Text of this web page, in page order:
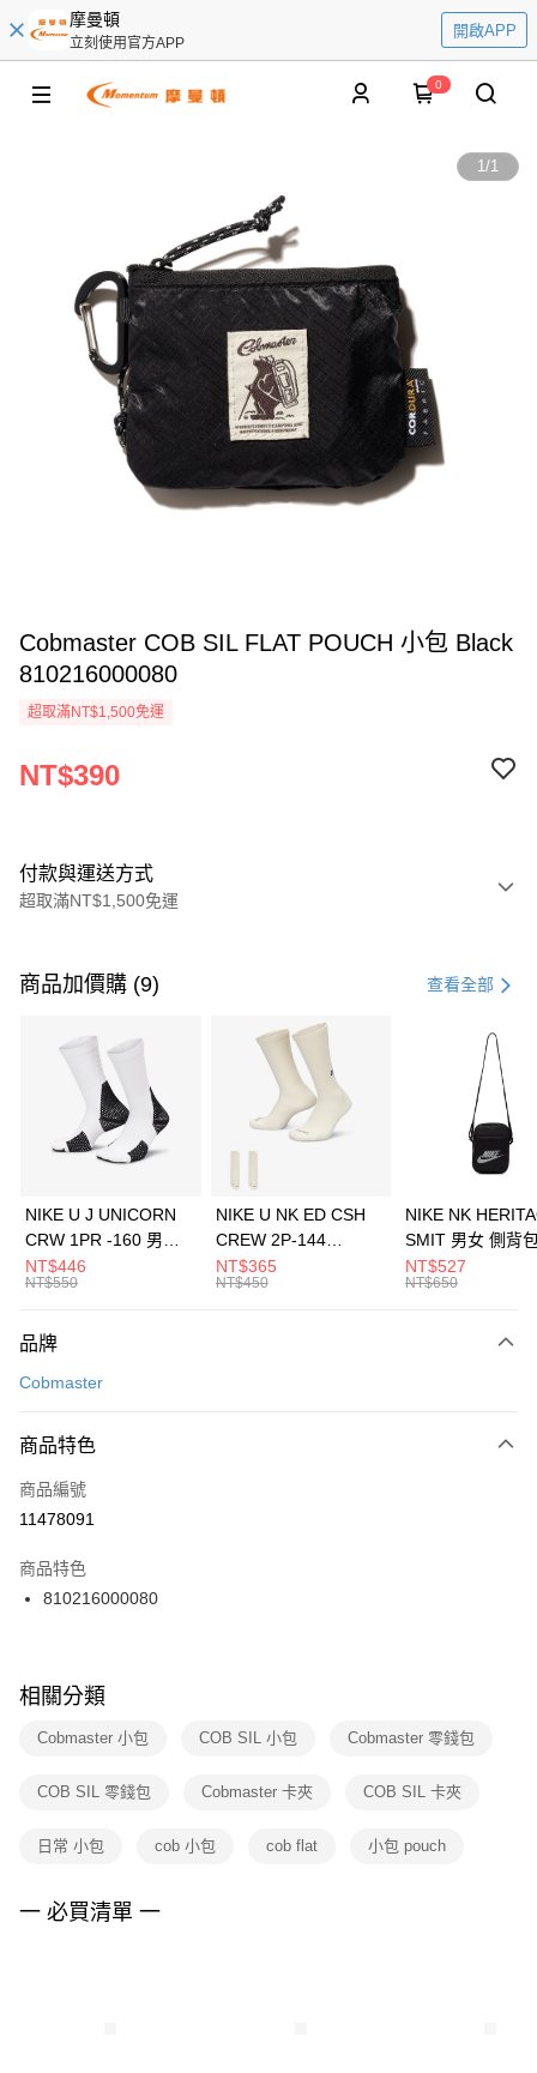
摩曼頓
立刻使用官方APP
開啟APP
0
1/1
Cobmaster COB SIL FLAT POUCH 小包 Black
810216000080
超取滿NT$1,500免運
NT$390
付款與運送方式
超取滿NT$1,500免運
信用卡一次付款
3 期 0 利率 每期 21家銀行
合作金庫商業銀行
第一商業銀行
華南商業銀行
彰化商業銀行
上海商業儲蓄銀行
元大商業銀行
台灣樂天信用卡公司
Apple Pay
全盈+PAY
AFTEE先享後付
【關於「AFTEE先享後付」】
便利好安心！
３．安心：先確認商品／服務後，再付款。
【「AFTEE先享後付」結帳流程】
１．於結帳方式選擇「AFTEE先享後付」後，將跳轉至「AFTEE先享後付」
２．訂單成立數日內，您將收到繳費通知簡訊。
３．收到繳費通知簡訊後14天內，點擊此簡訊中的連結，可透過四大超商／
ATM／網路銀行／等多元方式進行付款，方視為交易完成。
※ 交易是否成功請以「AFTEE先享後付 」之結帳頁面顯示為準，若有關於
是否繳費成功／繳費後需取消欲退款等相關疑問，請聯繫「AFTEE先享後付
客戶支援中心」https://netprotections.freshdesk.com/support/home
１．透過由恩沛科技股份有限公司提供之「AFTEE先享後付」服務完成之交
權轉讓予恩沛科技股份有限公司。
３．未成年的使用者請事先徵得法定代理人或監護人之同意方可使用
「AFTEE先享後付」，若未經同意申辦者引起之損失，本公司不負相關責
運送方式
每筆NT$100，滿NT$1,500(含以上)免運費
宅配
每筆NT$100，滿NT$1,500(含以上)免運費
付款後門市自取
每筆NT$100，滿NT$1,500(含以上)免運費
商品加價購 (9) 查看全部
NIKE U J UNICORN
CRW 1PR -160 男女
中統襪 FZ3393100
NT$446
NT$550
NIKE U NK ED CSH
CREW 2P-144
EMBRDY 男女 短統襪
FZ3073133
NT$365
NT$450
NIKE NK
SMIT 男女 側背
BA5871010
NT$527
NT$650
品牌
Cobmaster
商品特色
商品編號
11478091
商品特色
810216000080
相關分類
Cobmaster 小包 COB SIL 小包 Cobmaster 零錢包
COB SIL 零錢包 Cobmaster 卡夾 COB SIL 卡夾
日常 小包 cob 小包 cob flat 小包 pouch
一 必買清單 一